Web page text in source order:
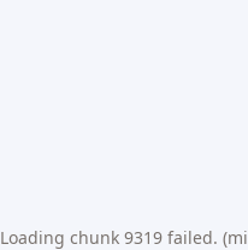
Loading chunk 9319 failed.